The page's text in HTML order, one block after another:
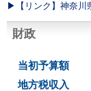
▶︎【リンク】神奈川
財政
当初予算額
地方税収入